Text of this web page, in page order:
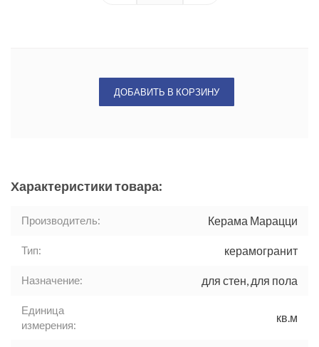
ДОБАВИТЬ В КОРЗИНУ
Характеристики товара:
Производитель: Керама Марацци
Тип: керамогранит
Назначение: для стен, для пола
Единица
измерения:
кв.м